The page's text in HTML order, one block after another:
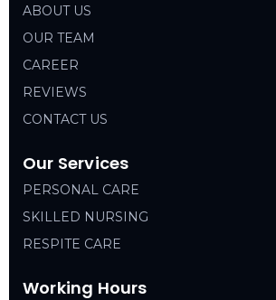
ABOUT US
OUR TEAM
CAREER
REVIEWS
CONTACT US
Our Services
PERSONAL CARE
SKILLED NURSING
RESPITE CARE
Working Hours